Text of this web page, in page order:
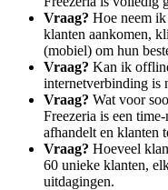
Vraag? Hoe neem
klanten aankomen,
(mobiel) om hun
Vraag? Kan ik
internetverbinding is
Vraag? Wat voor
Freezeria is een
afhandelt en klanten
Vraag? Hoeveel
60 unieke klanten,
uitdagingen.